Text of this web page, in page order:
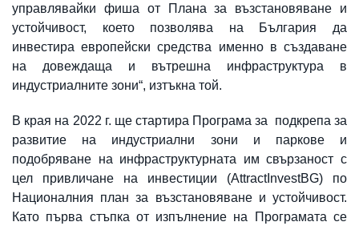
управлявайки фиша от Плана за възстановяване и
устойчивост, което позволява на България да
инвестира европейски средства именно в създаване
на довеждаща и вътрешна инфраструктура в
индустриалните зони“, изтъкна той.
В края на 2022 г. ще стартира Програма за подкрепа за
развитие на индустриални зони и паркове и
подобряване на инфраструктурната им свързаност с
цел привличане на инвестиции (AttractInvestBG) по
Националния план за възстановяване и устойчивост.
Като първа стъпка от изпълнение на Програмата се